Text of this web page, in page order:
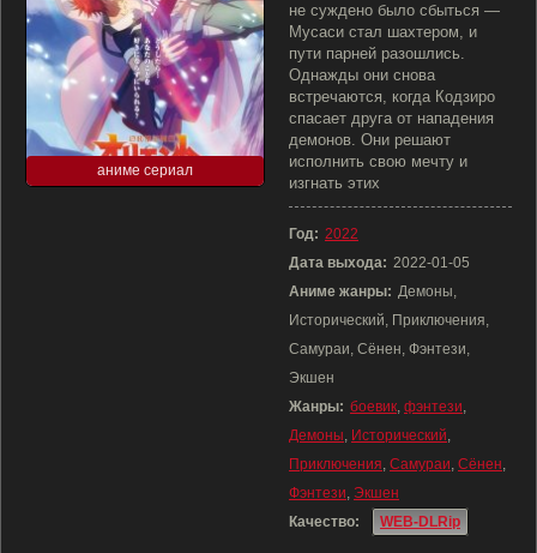
аниме сериал
не суждено было сбыться —
Мусаси стал шахтером, и
пути парней разошлись.
Однажды они снова
встречаются, когда Кодзиро
спасает друга от нападения
демонов. Они решают
исполнить свою мечту и
изгнать этих
Год: 2022
Дата выхода: 2022-01-05
Аниме жанры: Демоны,
Исторический, Приключения,
Самураи, Сёнен, Фэнтези,
Экшен
Жанры: боевик, фэнтези,
Демоны, Исторический,
Приключения, Самураи, Сёнен,
Фэнтези, Экшен
Качество:
WEB-DLRip